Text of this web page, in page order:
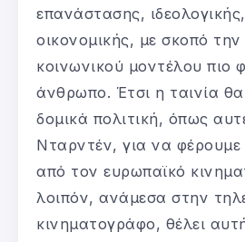
επανάστασης,
οικονομικής, με σκοπό
κοινωνικού μοντέλου πιο
άνθρωπο. Έτσι η ταινία
δομικά πολιτική, όπως
Νταρντέν, για να φέρουμε
από τον ευρωπαϊκό
λοιπόν, ανάμεσα στην
κινηματογράφο, θέλει